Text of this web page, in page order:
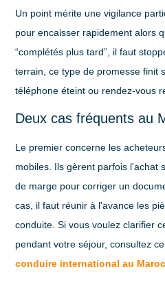
Un point mérite une vigilance
pour encaisser rapidement alors
“complétés plus tard”, il faut
terrain, ce type de promesse finit
téléphone éteint ou rendez-vous
Deux cas fréquents au
Le premier concerne les
mobiles. Ils gèrent parfois l'achat
de marge pour corriger un
cas, il faut réunir à l'avance les
conduite. Si vous voulez clarifier
pendant votre séjour, consultez
conduire international au Maroc